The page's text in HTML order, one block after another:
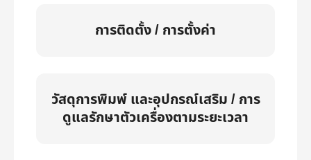
การติดตั้ง / การตั้งค่า
วัสดุการพิมพ์ และอุปกรณ์เสริม / การ
ดูแลรักษาตัวเครื่องตามระยะเวลา